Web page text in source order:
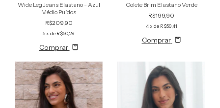
Wide Leg Jeans Elastano - Azul
Médio Puídos
R$209,90
5x de R$50,29
Comprar
Colete Brim Elastano Verde
R$199,90
4x de R$59,41
Comprar